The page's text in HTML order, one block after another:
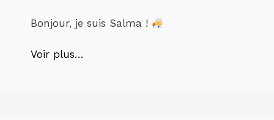
Bonjour, je suis Salma !
Voir plus…